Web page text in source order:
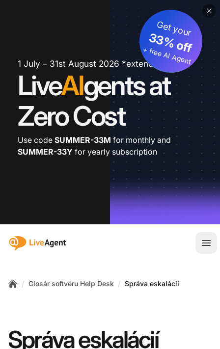
1 July – 31st August 2026 *extended
LiveAIgents at
Zero Cost
Get your
33% off
+ free AI Agent
Use code SUMMER-33M for monthly and
SUMMER-33Y for yearly subscription
:site.title
/ Glosár softvéru Help Desk / Správa eskalácií
Správa eskalácií